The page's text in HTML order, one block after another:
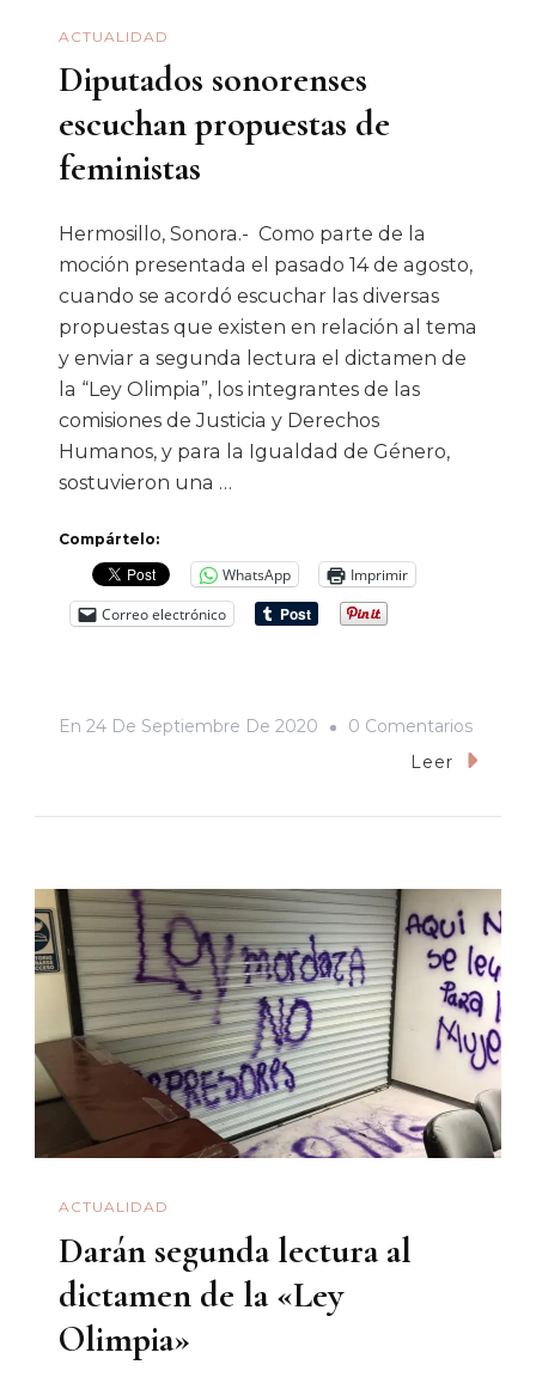
ACTUALIDAD
Diputados sonorenses
escuchan propuestas de
feministas
Hermosillo, Sonora.- Como parte de la
moción presentada el pasado 14 de agosto,
cuando se acordó escuchar las diversas
propuestas que existen en relación al tema
y enviar a segunda lectura el dictamen de
la “Ley Olimpia”, los integrantes de las
comisiones de Justicia y Derechos
Humanos, y para la Igualdad de Género,
sostuvieron una …
Compártelo:
WhatsApp
Imprimir
Correo electrónico
En 24 De Septiembre De 2020 0 ComentariosEn
Leer
ACTUALIDAD
Darán segunda lectura al
dictamen de la «Ley
Olimpia»